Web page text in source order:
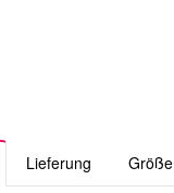
Lieferung Größe